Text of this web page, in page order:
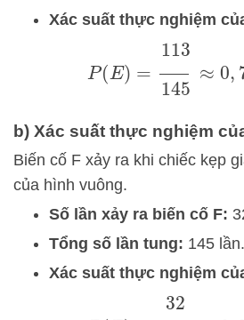
Xác suất thực nghiệm
113145
b) Xác suất thực nghiệm
Biến cố F xảy ra khi chiếc kẹp
của hình vuông.
Số lần xảy ra biến cố F:
Tổng số lần tung: 145 lần.
Xác suất thực nghiệm
145